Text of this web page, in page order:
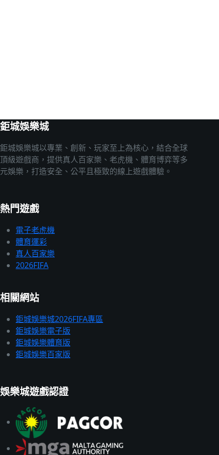
鉅城娛樂城
鉅城娛樂城以專業、創新、玩家至上為核心，結合全球
頂級遊戲商，提供真人百家樂、老虎機、體育博弈等多
元娛樂，打造安全、公平且極致的線上遊戲體驗。
熱門遊戲
電子老虎機
體育運彩
真人百家樂
2026FIFA
相關網站
鉅城娛樂城2026FIFA專區
鉅城娛樂電子版
鉅城娛樂體育版
鉅城娛樂百家版
娛樂城遊戲認證